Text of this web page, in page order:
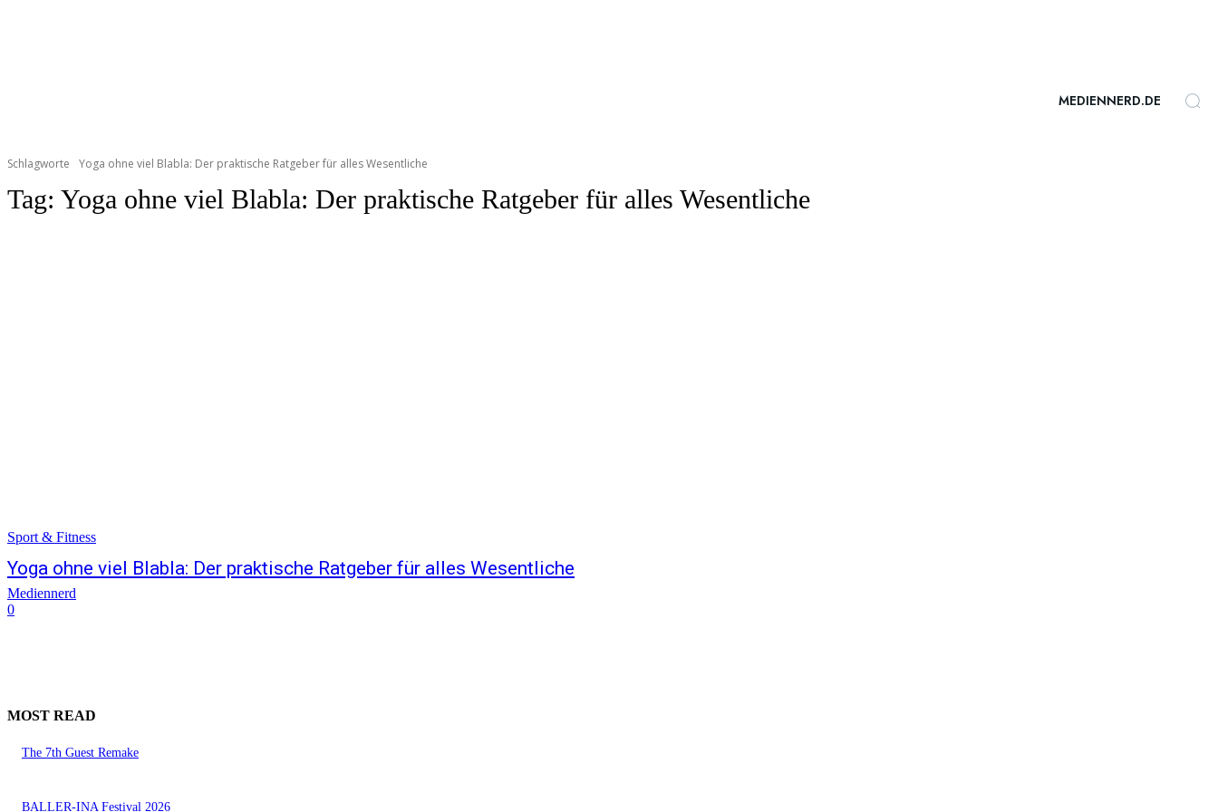
MEDIENNERD.DE
Schlagworte Yoga ohne viel Blabla: Der praktische Ratgeber für alles Wesentliche
Tag: Yoga ohne viel Blabla: Der praktische Ratgeber für alles Wesentliche
Sport & Fitness
Yoga ohne viel Blabla: Der praktische Ratgeber für alles Wesentliche
Mediennerd
0
MOST READ
The 7th Guest Remake
BALLER-INA Festival 2026